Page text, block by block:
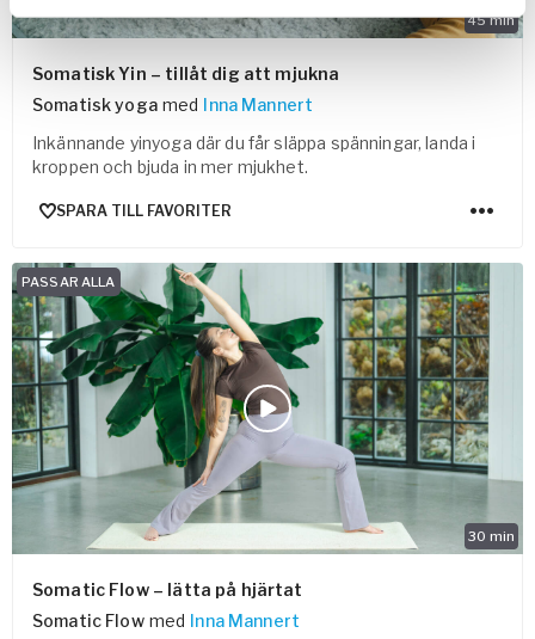
45min
Somatisk Yin – tillåt dig att mjukna
Somatisk yoga med Inna Mannert
Inkännande yinyoga där du får släppa spänningar, landa i
kroppen och bjuda in mer mjukhet.
SPARA TILL FAVORITER
30 min
PASSAR ALLA
Somatic Flow – lätta på hjärtat
Somatic Flow med Inna Mannert